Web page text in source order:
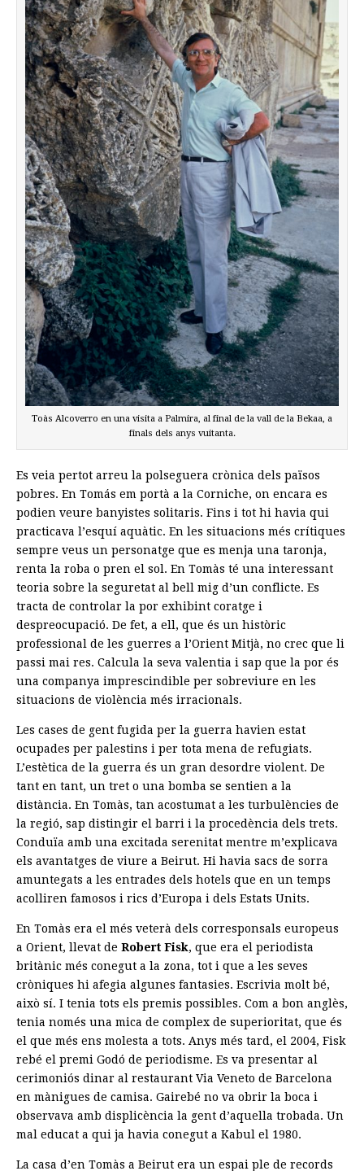
Toàs Alcoverro en una visita a Palmira, al final de la vall de la Bekaa, a
finals dels anys vuitanta.
Es veia pertot arreu la polseguera crònica dels països
pobres. En Tomás em portà a la Corniche, on encara es
podien veure banyistes solitaris. Fins i tot hi havia qui
practicava l’esquí aquàtic. En les situacions més crítiques
sempre veus un personatge que es menja una taronja,
renta la roba o pren el sol. En Tomàs té una interessant
teoria sobre la seguretat al bell mig d’un conflicte. Es
tracta de controlar la por exhibint coratge i
despreocupació. De fet, a ell, que és un històric
professional de les guerres a l’Orient Mitjà, no crec que li
passi mai res. Calcula la seva valentia i sap que la por és
una companya imprescindible per sobreviure en les
situacions de violència més irracionals.
Les cases de gent fugida per la guerra havien estat
ocupades per palestins i per tota mena de refugiats.
L’estètica de la guerra és un gran desordre violent. De
tant en tant, un tret o una bomba se sentien a la
distància. En Tomàs, tan acostumat a les turbulències de
la regió, sap distingir el barri i la procedència dels trets.
Conduïa amb una excitada serenitat mentre m’explicava
els avantatges de viure a Beirut. Hi havia sacs de sorra
amuntegats a les entrades dels hotels que en un temps
acolliren famosos i rics d’Europa i dels Estats Units.
En Tomàs era el més veterà dels corresponsals europeus
a Orient, llevat de Robert Fisk, que era el periodista
britànic més conegut a la zona, tot i que a les seves
cròniques hi afegia algunes fantasies. Escrivia molt bé,
això sí. I tenia tots els premis possibles. Com a bon anglès,
tenia només una mica de complex de superioritat, que és
el que més ens molesta a tots. Anys més tard, el 2004, Fisk
rebé el premi Godó de periodisme. Es va presentar al
cerimoniós dinar al restaurant Via Veneto de Barcelona
en mànigues de camisa. Gairebé no va obrir la boca i
observava amb displicència la gent d’aquella trobada. Un
mal educat a qui ja havia conegut a Kabul el 1980.
La casa d’en Tomàs a Beirut era un espai ple de records